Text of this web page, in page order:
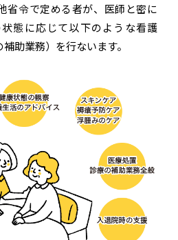
省令で定める者が、医師と密に
態に応じて以下のような看護
助業務）を行ないます。